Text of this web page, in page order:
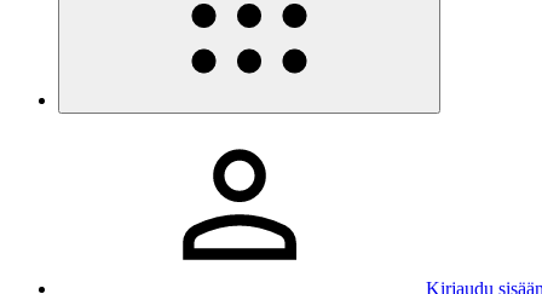
Kirjaudu